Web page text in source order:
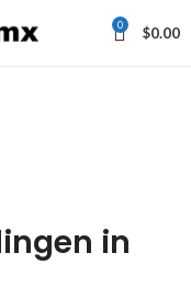
0 $0.00
in